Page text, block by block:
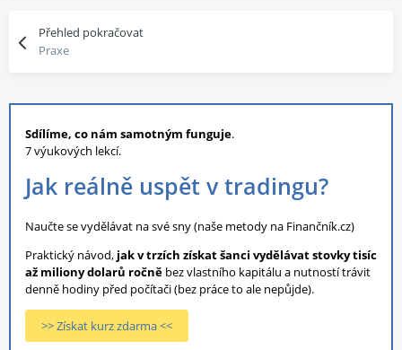
Přehled pokračovat
Praxe
Sdílíme, co nám samotným funguje.
7 výukových lekcí.
Jak reálně uspět v tradingu?
Naučte se vydělávat na své sny (naše metody na Finančník.cz)
Praktický návod, jak v trzích získat šanci vydělávat stovky tisíc
až miliony dolarů ročně bez vlastního kapitálu a nutností trávit
denně hodiny před počítači (bez práce to ale nepůjde).
>> Získat kurz zdarma <<